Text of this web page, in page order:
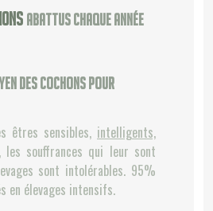
abattus chaque année
des cochons pour
êtres sensibles, intelligents,
, les souffrances qui leur sont
sont intolérables. 95%
en élevages intensifs.